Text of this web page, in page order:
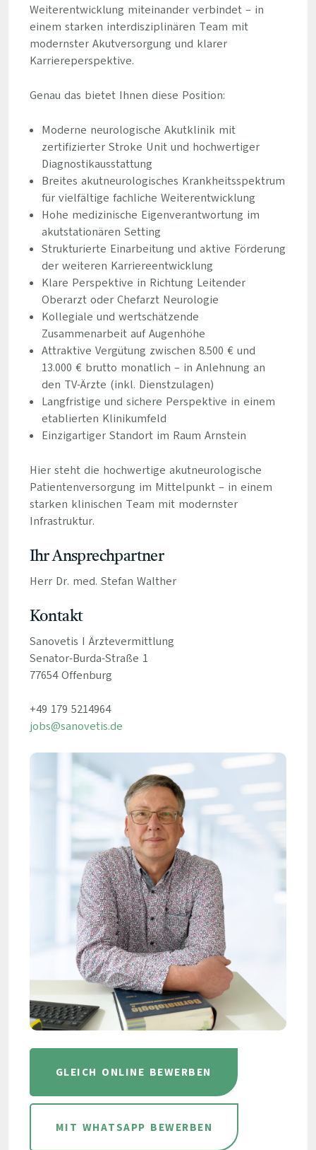
Weiterentwicklung miteinander verbindet – in
einem starken interdisziplinären Team mit
modernster Akutversorgung und klarer
Karriereperspektive.
Genau das bietet Ihnen diese Position:
Moderne neurologische Akutklinik mit
zertifizierter Stroke Unit und hochwertiger
Diagnostikausstattung
Breites akutneurologisches Krankheitsspektrum
für vielfältige fachliche Weiterentwicklung
Hohe medizinische Eigenverantwortung im
akutstationären Setting
Strukturierte Einarbeitung und aktive Förderung
der weiteren Karriereentwicklung
Klare Perspektive in Richtung Leitender
Oberarzt oder Chefarzt Neurologie
Kollegiale und wertschätzende
Zusammenarbeit auf Augenhöhe
Attraktive Vergütung zwischen 8.500 € und
13.000 € brutto monatlich – in Anlehnung an
den TV-Ärzte (inkl. Dienstzulagen)
Langfristige und sichere Perspektive in einem
etablierten Klinikumfeld
Einzigartiger Standort im Raum Arnstein
Hier steht die hochwertige akutneurologische
Patientenversorgung im Mittelpunkt – in einem
starken klinischen Team mit modernster
Infrastruktur.
Ihr Ansprechpartner
Herr Dr. med. Stefan Walther
Kontakt
Sanovetis I Ärztevermittlung
Senator-Burda-Straße 1
77654 Offenburg
+49 179 5214964
jobs@sanovetis.de
GLEICH ONLINE BEWERBEN
MIT WHATSAPP BEWERBEN